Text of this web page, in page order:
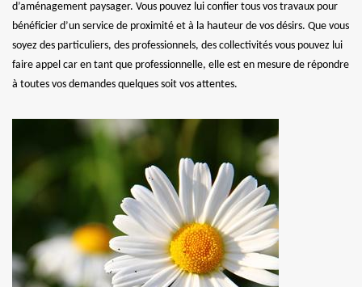
d’aménagement paysager. Vous pouvez lui confier tous vos travaux pour
bénéficier d’un service de proximité et à la hauteur de vos désirs. Que vous
soyez des particuliers, des professionnels, des collectivités vous pouvez lui
faire appel car en tant que professionnelle, elle est en mesure de répondre
à toutes vos demandes quelques soit vos attentes.